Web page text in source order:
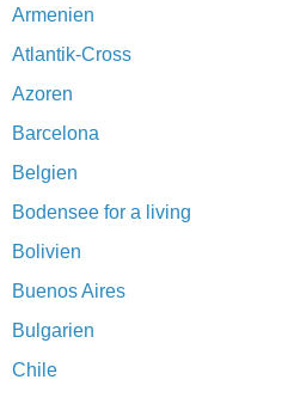
Armenien
Atlantik-Cross
Azoren
Barcelona
Belgien
Bodensee for a living
Bolivien
Buenos Aires
Bulgarien
Chile